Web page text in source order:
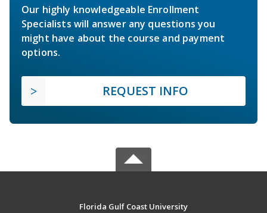
Our highly knowledgeable Enrollment
Specialists will answer any questions you
might have about the course and payment
options.
REQUEST INFO
Florida Gulf Coast University